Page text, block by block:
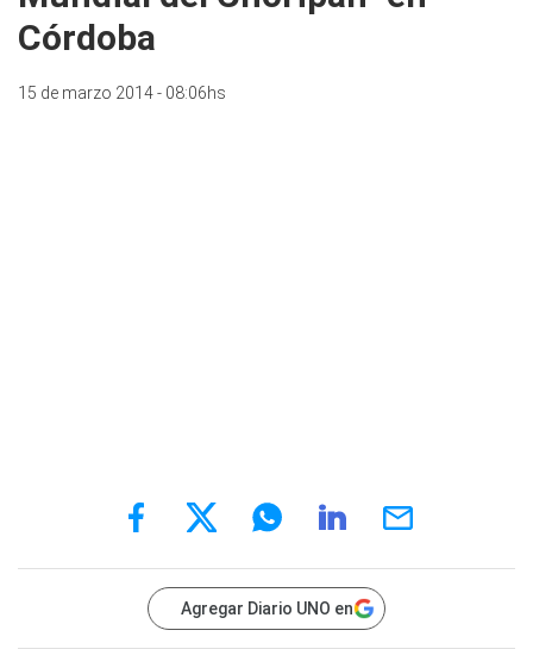
Córdoba
15 de marzo 2014 - 08:06hs
Agregar Diario UNO en